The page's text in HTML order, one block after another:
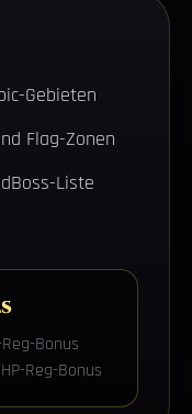
Gebieten
Flag-Zonen
Liste
Reg-Bonus
Reg-Bonus